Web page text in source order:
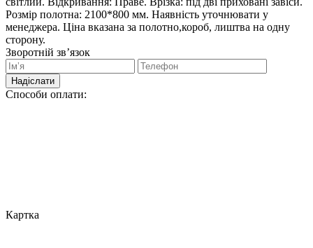
Розмір полотна: 2100*800 мм. Наявність уточнювати у
менеджера. Ціна вказана за полотно,короб, лиштва на одну
сторону.
Зворотній зв’язок
Надіслати
Способи оплати:
Картка